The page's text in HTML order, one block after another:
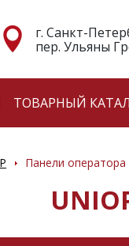
г. Санкт-
пер. Ульяны
ТОВАРНЫЙ
Панели оператора